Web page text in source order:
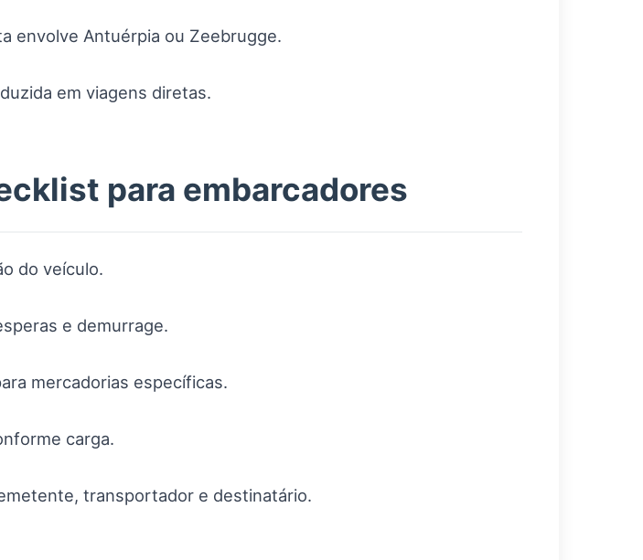
envolve Antuérpia ou Zeebrugge.
em viagens diretas.
para embarcadores
do veículo.
e demurrage.
mercadorias específicas.
carga.
transportador e destinatário.